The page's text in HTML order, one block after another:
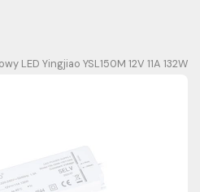
LED Yingjiao YSL150M 12V 11A 132W